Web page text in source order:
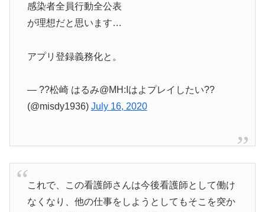
感染者全員行動全公表
が理想だと思います…
アプリ登録義務化と。
— ??松崎 はるみ@MH:Iはよプレイしたい??
(@misdy1936) July 16, 2020
これで、この看護師さんは今後看護師として働け
なくなり、他の仕事をしようとしてもそこを突か